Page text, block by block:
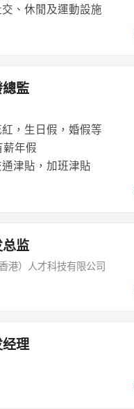
、休閒及運動設施
監
，生日假，婚假等
薪年假
津貼，加班津貼
监
港）人才科技有限公司
理